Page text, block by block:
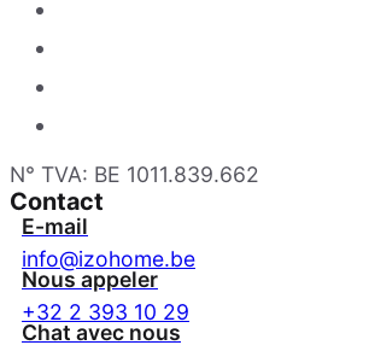
N° TVA: BE 1011.839.662
Contact
E-mail
info@izohome.be
Nous appeler
+32 2 393 10 29
Chat avec nous